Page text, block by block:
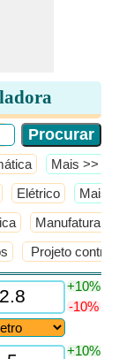
​Mais >>
Elétrico ​Mais
Manufatura
Projeto contra
+10%
-10%
+10%